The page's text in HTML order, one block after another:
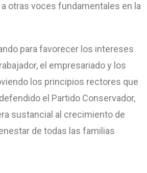
otras voces fundamentales en la
para favorecer los intereses
el empresariado y los
los principios rectores que
el Partido Conservador,
sustancial al crecimiento de
de todas las familias